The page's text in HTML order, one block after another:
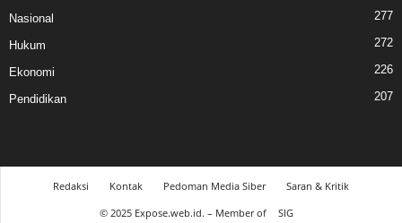
Nasional 277
Hukum 272
Ekonomi 226
Pendidikan 207
Redaksi Kontak Pedoman Media Siber
Saran & Kritik
© 2025 Expose.web.id. – Member of
SIG